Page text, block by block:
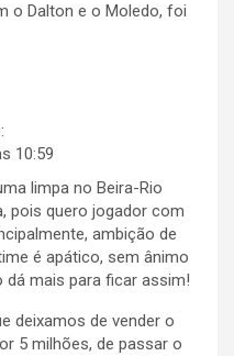
o Dalton e o Moledo, foi
10:59
limpa no Beira-Rio
pois quero jogador com
ambição de
é apático, sem ânimo
dá mais para ficar assim!
deixamos de vender o
5 milhões, de passar o